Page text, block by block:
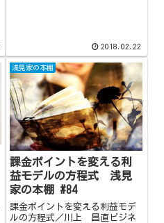
2018.02.22
浅見家の本棚
課金ポイントを変える利
益モデルの方程式 浅見
家の本棚 #84
課金ポイントを変える利益モデ
ルの方程式／川上 昌直ビジネ